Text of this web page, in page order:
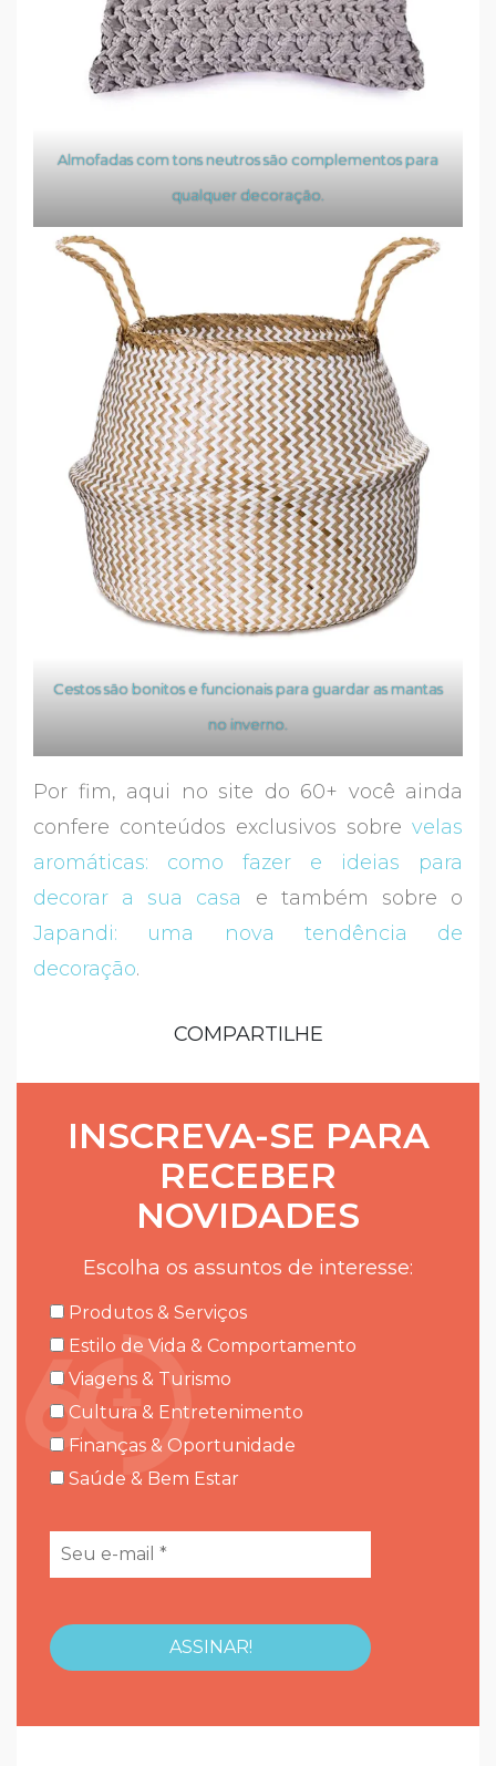
Almofadas com tons neutros são complementos para
qualquer decoração.
Cestos são bonitos e funcionais para guardar as mantas
no inverno.
Por fim, aqui no site do 60+ você ainda
confere conteúdos exclusivos sobre velas
aromáticas: como fazer e ideias para
decorar a sua casa
e também sobre o
Japandi: uma nova tendência de
decoração.
COMPARTILHE
INSCREVA-SE PARA
RECEBER
NOVIDADES
Escolha os assuntos de interesse:
Produtos & Serviços
Estilo de Vida & Comportamento
Viagens & Turismo
Cultura & Entretenimento
Finanças & Oportunidade
Saúde & Bem Estar